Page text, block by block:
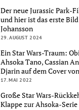
Der neue Jurassic Park-
und hier ist das erste
Johansson
29. AUGUST 2024
Ein Star Wars-Traum:
Ahsoka Tano, Cassian
Djarin auf dem Cover
17. MAI 2022
Große Star Wars-
Klappe zur Ahsoka-